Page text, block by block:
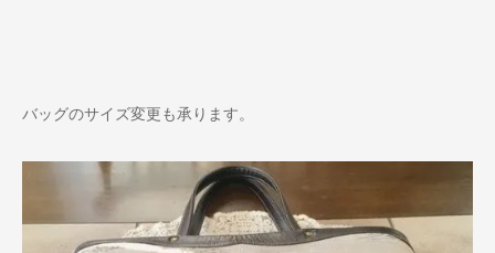
バッグのサイズ変更も承ります。